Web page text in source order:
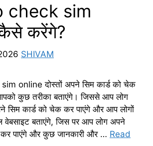
check sim
करेंगे?
SHIVAM
online दोस्तों अपने सिम कार्ड को चेक
कुछ तरीका बताएंगे। जिससे आप लोग
सिम कार्ड को चेक कर पाएंगे और आप लोगों
बताएंगे, जिस पर आप लोग अपने
कर पाएंगे और कुछ जानकारी और … Read